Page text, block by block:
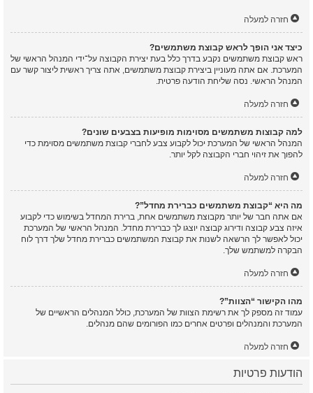
חזרה למעלה
כיצד אני הופך לראש קבוצת משתמשים?
ראש קבוצת משתמשים נקבע בדרך כלל בעת יצירת הקבוצה על־ידי המנהל הראשי של
המערכת. אם אתה מעוניין ביצירת קבוצת משתמשים, אתה צריך ראשית ליצור קשר עם
המנהל הראשי. נסה שליחת הודעה פרטית.
חזרה למעלה
למה קבוצות משתמשים מסוימות מופיעות בצבעים שונים?
המנהל הראשי של המערכת יכול לקבוע צבע לחברי קבוצת משתמשים מסוימת כדי
להפוך את זיהוי חברי הקבוצה לקל יותר.
חזרה למעלה
מה היא “קבוצת משתמשים כברירת מחדל”?
אם אתה חבר של יותר מקבוצת משתמשים אחת, ברירת המחדל בשימוש כדי לקבוע
איזה צבע קבוצה ודירוג קבוצה יוצגו לך כברירת מחדל. המנהל הראשי של המערכת
יכול לאפשר לך הרשאה לשנות את קבוצת המשתמשים כברירת מחדל שלך דרך לוח
הבקרה למשתמש שלך.
חזרה למעלה
מהו הקישור “הצוות”?
עמוד זה מספק לך את רשימת הצוות של המערכת, כולל המנהלים הראשיים של
המערכת והמנהלים ופרטים אחרים כמו הפורומים שהם מנהלים.
חזרה למעלה
הודעות פרטיות